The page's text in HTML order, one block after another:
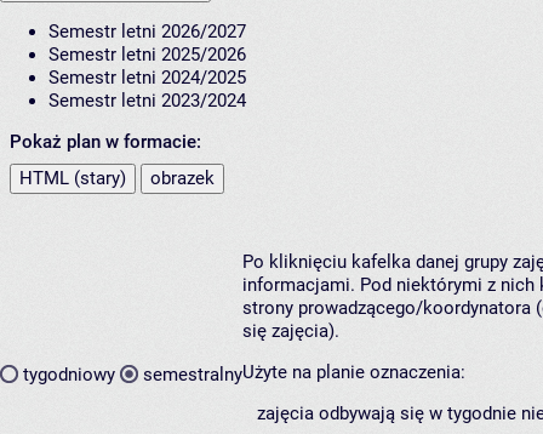
Semestr letni 2026/2027
Semestr letni 2025/2026
Semestr letni 2024/2025
Semestr letni 2023/2024
Pokaż plan w formacie:
HTML (stary)
obrazek
tygodniowy semestralny
Po kliknięciu kafelka danej grupy
informacjami. Pod niektórymi z nich
strony prowadzącego/koordynatora
się zajęcia).
Użyte na planie oznaczenia:
zajęcia odbywają się w tygodnie